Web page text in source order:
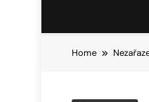
Home